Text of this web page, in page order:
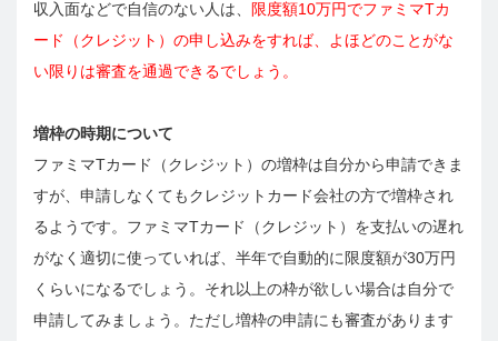
収入面などで自信のない人は、
限度額10万円でファミマTカ
ード（クレジット）の申し込みをすれば、よほどのことがな
い限りは審査を通過できるでしょう。
増枠の時期について
ファミマTカード（クレジット）の増枠は自分から申請できま
すが、申請しなくてもクレジットカード会社の方で増枠され
るようです。ファミマTカード（クレジット）を支払いの遅れ
がなく適切に使っていれば、半年で自動的に限度額が30万円
くらいになるでしょう。それ以上の枠が欲しい場合は自分で
申請してみましょう。ただし増枠の申請にも審査があります